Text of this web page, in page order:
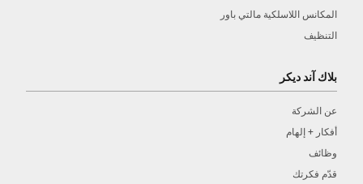
المكانس اللاسلكية مالتي باور
التنظيف
بلاك آند ديكر
عن الشركة
أفكار + إلهام
وظائف
قدّم فكرتك